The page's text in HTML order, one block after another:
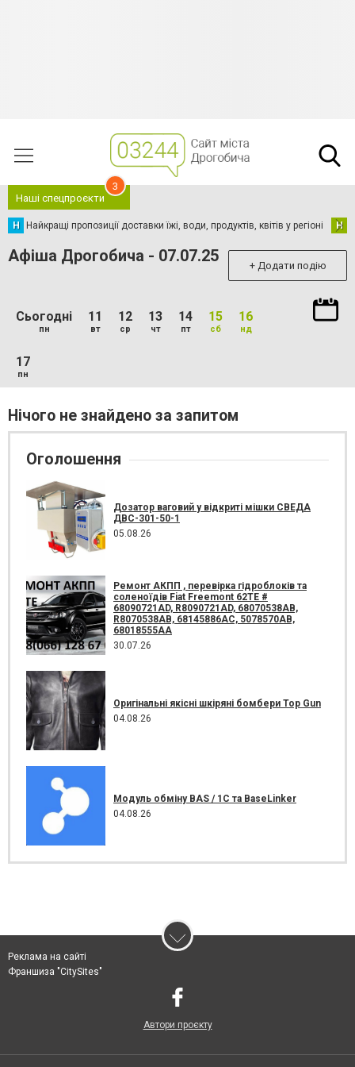
Наші спецпроєкти
3
Н Найкращі пропозиції доставки їжі, води, продуктів, квітів у регіоні Н
Афіша Дрогобича - 07.07.25 + Додати подію
Сьогодні
пн
11
вт
12
ср
13
чт
14
пт
15
сб
16
нд
17
пн
Нічого не знайдено за запитом
Оголошення
Дозатор ваговий у відкриті мішки СВЕДА
ДВС-301-50-1
05.08.26
Ремонт АКПП , перевірка гідроблоків та
соленоїдів Fiat Freemont 62TE #
68090721AD, R8090721AD, 68070538AB,
R8070538AB, 68145886AC, 5078570AB,
68018555AA
30.07.26
Оригінальні якісні шкіряні бомбери Top Gun
04.08.26
Модуль обміну BAS / 1C та BaseLinker
04.08.26
Реклама на сайті
Франшиза "CitySites"
Автори проєкту